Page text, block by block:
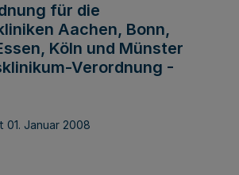
für die
Aachen, Bonn,
Köln und Münster
Verordnung -
01. Januar 2008